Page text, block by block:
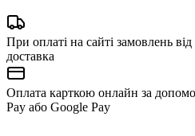
При оплаті на сайті замовлень
доставка
Оплата карткою онлайн за
Pay або Google Pay